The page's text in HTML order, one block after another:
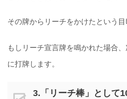
その牌からリーチをかけたという目
もしリーチ宣言牌を鳴かれた場合
に打牌します。
3.「リーチ棒」として